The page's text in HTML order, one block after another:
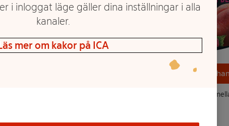
mindre
den extra
Välj butik och
Sortimentet kan variera
i inloggat läge gäller dina inställningar i alla
kanaler.
mer om kakor på ICA